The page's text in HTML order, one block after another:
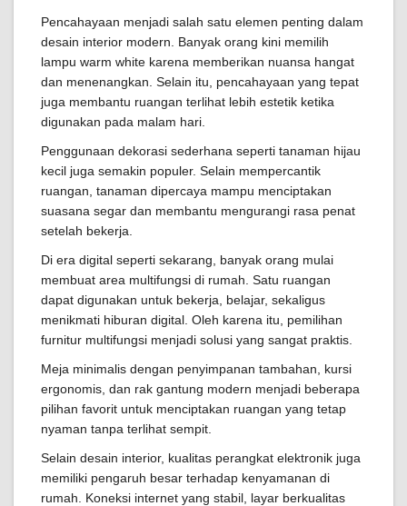
Pencahayaan menjadi salah satu elemen penting dalam
desain interior modern. Banyak orang kini memilih
lampu warm white karena memberikan nuansa hangat
dan menenangkan. Selain itu, pencahayaan yang tepat
juga membantu ruangan terlihat lebih estetik ketika
digunakan pada malam hari.
Penggunaan dekorasi sederhana seperti tanaman hijau
kecil juga semakin populer. Selain mempercantik
ruangan, tanaman dipercaya mampu menciptakan
suasana segar dan membantu mengurangi rasa penat
setelah bekerja.
Di era digital seperti sekarang, banyak orang mulai
membuat area multifungsi di rumah. Satu ruangan
dapat digunakan untuk bekerja, belajar, sekaligus
menikmati hiburan digital. Oleh karena itu, pemilihan
furnitur multifungsi menjadi solusi yang sangat praktis.
Meja minimalis dengan penyimpanan tambahan, kursi
ergonomis, dan rak gantung modern menjadi beberapa
pilihan favorit untuk menciptakan ruangan yang tetap
nyaman tanpa terlihat sempit.
Selain desain interior, kualitas perangkat elektronik juga
memiliki pengaruh besar terhadap kenyamanan di
rumah. Koneksi internet yang stabil, layar berkualitas